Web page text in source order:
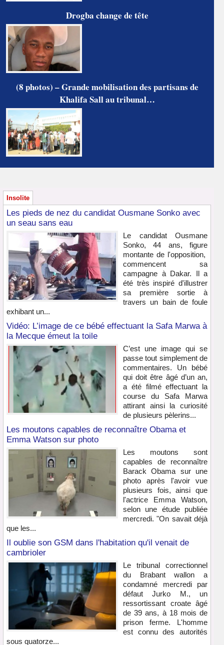
Drogba change de tête
(8 photos) – Grande mobilisation des partisans de
Khalifa Sall au tribunal…
Insolite
Les pieds de nez du candidat Ousmane Sonko avec
un seau sans eau
Le candidat Ousmane
Sonko, 44 ans, figure
montante de l'opposition,
commencent sa
campagne à Dakar. Il a
été très inspiré d'illustrer
sa première sortie à
travers un bain de foule
exhibant un...
Vidéo: L’image de ce bébé effectuant la Safa Marwa à
la Mecque émeut la toile
C’est une image qui se
passe tout simplement de
commentaires. Un bébé
qui doit être âgé d’un an,
a été filmé effectuant la
course du Safa Marwa
attirant ainsi la curiosité
de plusieurs pèlerins...
Les moutons capables de reconnaître Obama et
Emma Watson sur photo
Les moutons sont
capables de reconnaître
Barack Obama sur une
photo après l'avoir vue
plusieurs fois, ainsi que
l'actrice Emma Watson,
selon une étude publiée
mercredi. "On savait déjà
que les...
Il oublie son GSM dans l'habitation qu'il venait de
cambrioler
Le tribunal correctionnel
du Brabant wallon a
condamné mercredi par
défaut Jurko M., un
ressortissant croate âgé
de 39 ans, à 18 mois de
prison ferme. L'homme
est connu des autorités
sous quatorze...